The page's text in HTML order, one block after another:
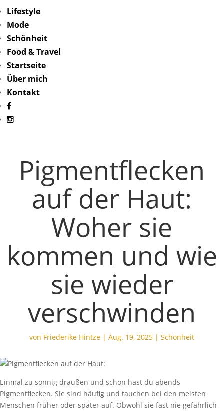
Lifestyle
Mode
Schönheit
Food & Travel
Startseite
Über mich
Kontakt
Pigmentflecken
auf der Haut:
Woher sie
kommen und wie
sie wieder
verschwinden
von Friederike Hintze | Aug. 19, 2025 | Schönheit
Einmal zu sonnig draußen und schon hast du abends
Pigmentflecken. Sie sind häufig und tauchen bei den meisten
Menschen früher oder später auf. Obwohl sie fast nie gefährlich